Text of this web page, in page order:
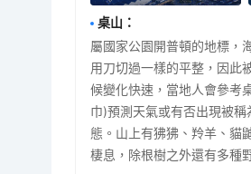
桌山 ：
屬國家公園開普頓的地標，
用刀切過一樣的平整，因此
候變化快速，當地人會參考
巾)預測天氣或有否出現被
態。山上有狒狒、羚羊、貓
棲息，除根樹之外還有多種